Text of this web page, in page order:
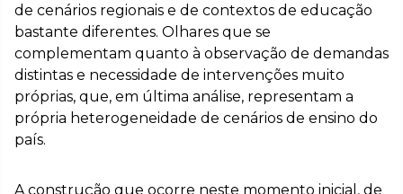
de cenários regionais e de contextos de educação
bastante diferentes. Olhares que se
complementam quanto à observação de demandas
distintas e necessidade de intervenções muito
próprias, que, em última análise, representam a
própria heterogeneidade de cenários de ensino do
país.
A construção que ocorre neste momento inicial, de